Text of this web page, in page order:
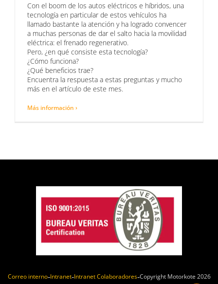
Con el boom de los autos eléctricos e híbridos, una
tecnología en particular de estos vehículos ha
llamado bastante la atención y ha logrado convencer
a muchas personas de dar el salto hacia la movilidad
eléctrica: el frenado regenerativo.
Pero, ¿en qué consiste esta tecnología?
¿Cómo funciona?
¿Qué beneficios trae?
Encuentra la respuesta a estas preguntas y mucho
más en el artículo de este mes.
Más información ›
Correo interno Intranet Intranet Colaboradores Copyright Motorkote 2026